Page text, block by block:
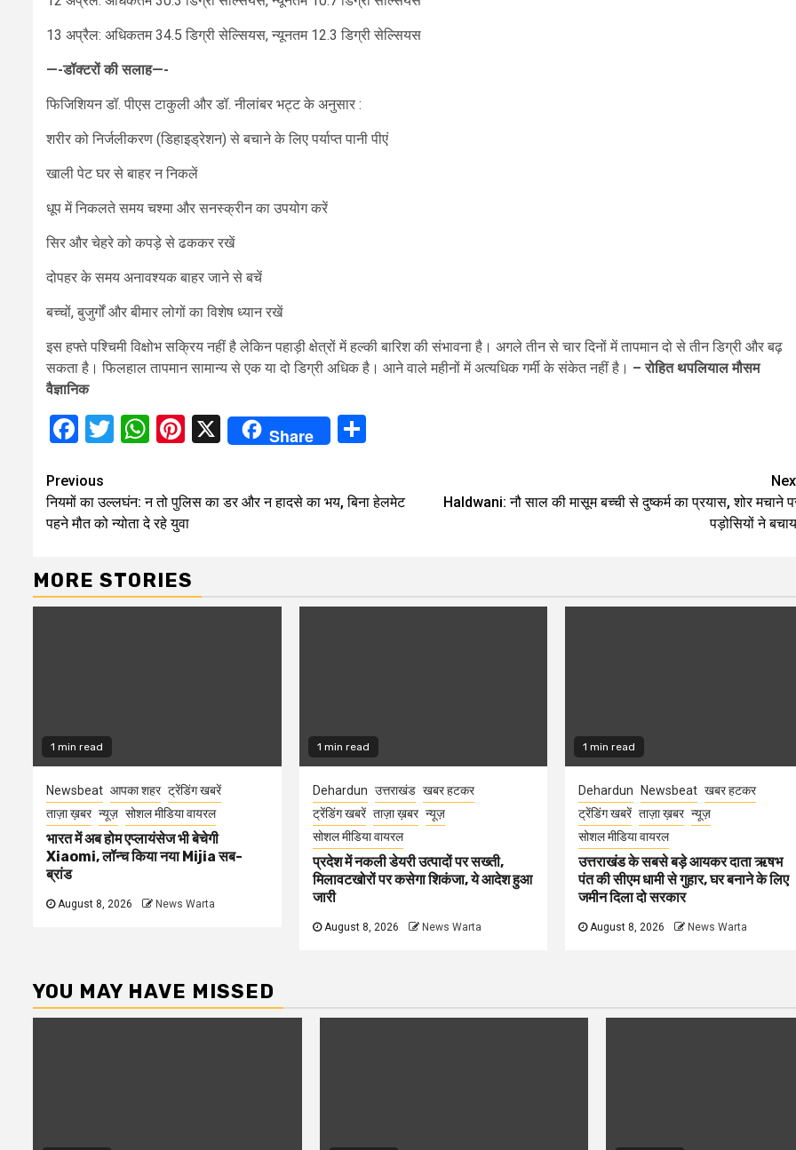
13 अप्रैल: अधिकतम 34.5 डिग्री सेल्सियस, न्यूनतम 12.3 डिग्री सेल्सियस
—-डॉक्टरों की सलाह—-
फिजिशियन डॉ. पीएस टाकुली और डॉ. नीलांबर भट्ट के अनुसार :
शरीर को निर्जलीकरण (डिहाइड्रेशन) से बचाने के लिए पर्याप्त पानी पीएं
खाली पेट घर से बाहर न निकलें
धूप में निकलते समय चश्मा और सनस्क्रीन का उपयोग करें
सिर और चेहरे को कपड़े से ढककर रखें
दोपहर के समय अनावश्यक बाहर जाने से बचें
बच्चों, बुजुर्गों और बीमार लोगों का विशेष ध्यान रखें
इस हफ्ते पश्चिमी विक्षोभ सक्रिय नहीं है लेकिन पहाड़ी क्षेत्रों में हल्की बारिश की संभावना है। अगले तीन से चार दिनों में तापमान दो से तीन डिग्री और बढ़
सकता है। फिलहाल तापमान सामान्य से एक या दो डिग्री अधिक है। आने वाले महीनों में अत्यधिक गर्मी के संकेत नहीं है। – रोहित थपलियाल मौसम
वैज्ञानिक
Facebook
Twitter
WhatsApp
Pinterest
X Share
Continue
Reading
Previous
नियमों का उल्लघंन: न तो पुलिस का डर और न हादसे का भय, बिना हेलमेट
पहने मौत को न्योता दे रहे युवा
Haldwani: नौ साल की मासूम बच्ची से दुष्कर्म का प्रयास, शोर मचाने
पड़ोसियों ने
MORE STORIES
1 min read
Newsbeat आपका शहर ट्रेंडिंग खबरें
ताज़ा ख़बर न्यूज़ सोशल मीडिया वायरल
भारत में अब होम एप्लायंसेज भी बेचेगी
Xiaomi, लॉन्च किया नया Mijia सब-
ब्रांड
August 8, 2026 News Warta
1 min read
Dehardun उत्तराखंड खबर हटकर
ट्रेंडिंग खबरें ताज़ा ख़बर न्यूज़
सोशल मीडिया वायरल
प्रदेश में नकली डेयरी उत्पादों पर सख्ती,
मिलावटखोरों पर कसेगा शिकंजा, ये आदेश हुआ
जारी
August 8, 2026 News Warta
1 min read
Dehardun Newsbeat खबर हटकर
ट्रेंडिंग खबरें ताज़ा ख़बर न्यूज़
सोशल मीडिया वायरल
उत्तराखंड के सबसे बड़े आयकर दाता ऋषभ
पंत की सीएम धामी से गुहार, घर बनाने के लिए
जमीन दिला दो सरकार
August 8, 2026 News Warta
YOU MAY HAVE MISSED